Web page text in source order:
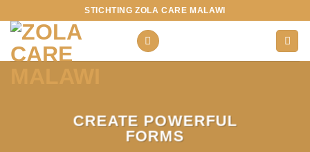
naar
inhoud
STICHTING ZOLA CARE MALAWI
CREATE POWERFUL
FORMS